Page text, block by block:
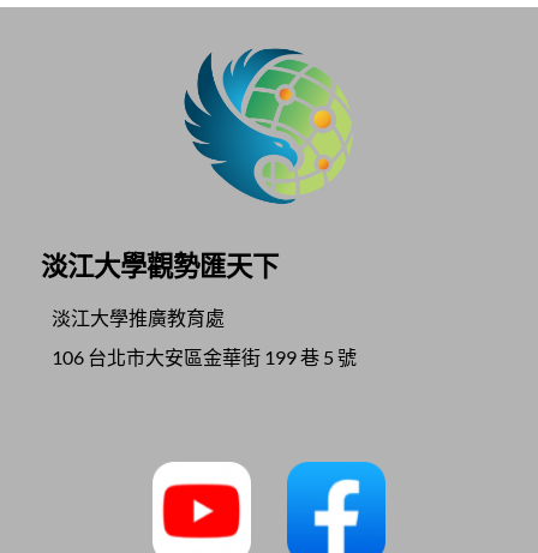
淡江大學觀勢匯天下
淡江大學推廣教育處
106 台北市大安區金華街199巷5號